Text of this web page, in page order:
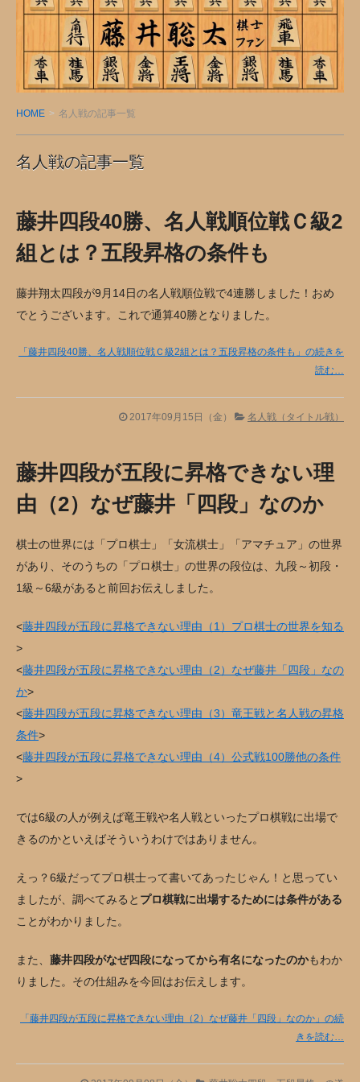
聡
太
棋
ァ
ブ
ロ
グ
HOME 名人戦の記事一覧
名人戦の記事一覧
藤井四段40勝、名人戦順位戦Ｃ級2
組とは？五段昇格の条件も
藤井翔太四段が9月14日の名人戦順位戦で4連勝しました！おめ
でとうございます。これで通算40勝となりました。
「藤井四段40勝、名人戦順位戦Ｃ級2組とは？五段昇格の条件も」の続きを
読む…
2017年09月15日（金） 名人戦（タイトル戦）
藤井四段が五段に昇格できない理
由（2）なぜ藤井「四段」なのか
棋士の世界には「プロ棋士」「女流棋士」「アマチュア」の世界
があり、そのうちの「プロ棋士」の世界の段位は、九段～初段・
1級～6級があると前回お伝えしました。
<藤井四段が五段に昇格できない理由（1）プロ棋士の世界を知る
>
<藤井四段が五段に昇格できない理由（2）なぜ藤井「四段」なの
か>
<藤井四段が五段に昇格できない理由（3）竜王戦と名人戦の昇格
条件>
<藤井四段が五段に昇格できない理由（4）公式戦100勝他の条件
>
では6級の人が例えば竜王戦や名人戦といったプロ棋戦に出場で
きるのかといえばそういうわけではありません。
えっ？6級だってプロ棋士って書いてあったじゃん！と思ってい
ましたが、調べてみると プロ棋戦に出場するためには条件がある
ことがわかりました。
また、 藤井四段がなぜ四段になってから有名になったのかもわか
りました。その仕組みを今回はお伝えします。
「藤井四段が五段に昇格できない理由（2）なぜ藤井「四段」なのか」の続
きを読む…